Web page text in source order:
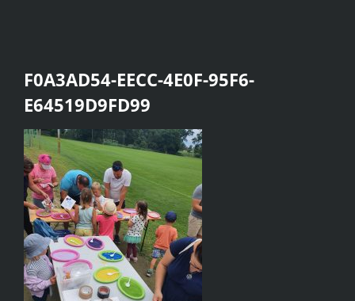
F0A3AD54-EECC-4E0F-95F6-
E64519D9FD99